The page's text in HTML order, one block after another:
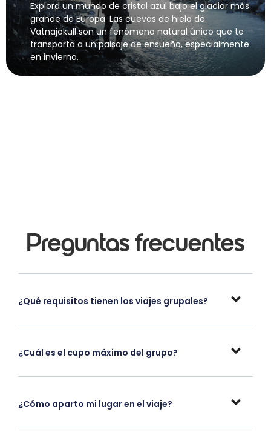
Explora un mundo de cristal azul bajo el glaciar más
grande de Europa. Las cuevas de hielo de
Vatnajökull son un fenómeno natural único que te
transporta a un paisaje de ensueño, especialmente
en invierno.
Preguntas frecuentes
¿Qué requisitos tienen los viajes grupales?
¿Cuál es el cupo máximo del grupo?
¿Cómo aparto mi lugar en el viaje?